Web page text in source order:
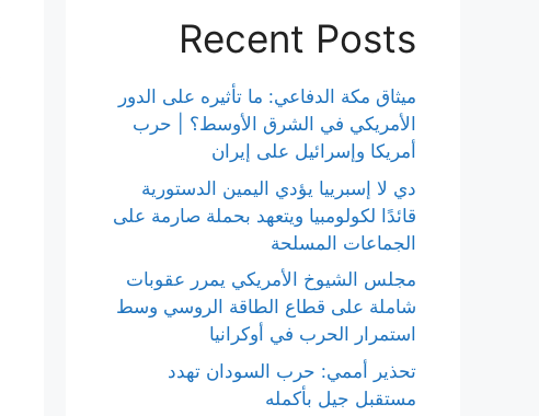
Recent Posts
ميثاق مكة الدفاعي: ما تأثيره على الدور
الأمريكي في الشرق الأوسط؟ | حرب
أمريكا وإسرائيل على إيران
دي لا إسبرييا يؤدي اليمين الدستورية
قائدًا لكولومبيا ويتعهد بحملة صارمة على
الجماعات المسلحة
مجلس الشيوخ الأمريكي يمرر عقوبات
شاملة على قطاع الطاقة الروسي وسط
استمرار الحرب في أوكرانيا
تحذير أممي: حرب السودان تهدد
مستقبل جيل بأكمله